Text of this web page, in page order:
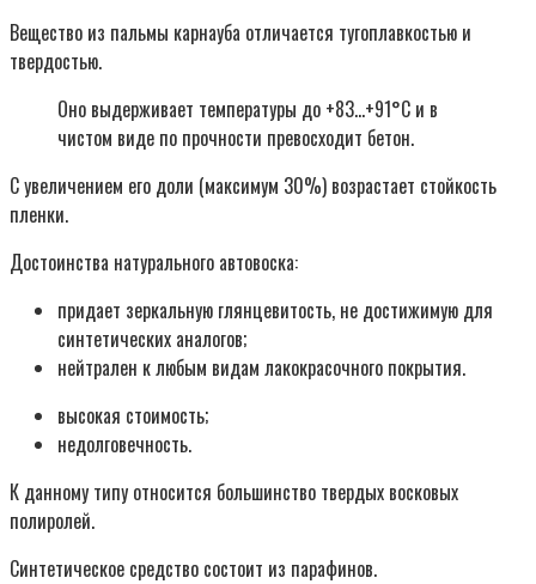
Вещество из пальмы карнауба отличается тугоплавкостью и
твердостью.
Оно выдерживает температуры до +83…+91°С и в
чистом виде по прочности превосходит бетон.
С увеличением его доли (максимум 30%) возрастает стойкость
пленки.
Достоинства натурального автовоска:
придает зеркальную глянцевитость, не достижимую для
синтетических аналогов;
нейтрален к любым видам лакокрасочного покрытия.
высокая стоимость;
недолговечность.
К данному типу относится большинство твердых восковых
полиролей.
Синтетическое средство состоит из парафинов.